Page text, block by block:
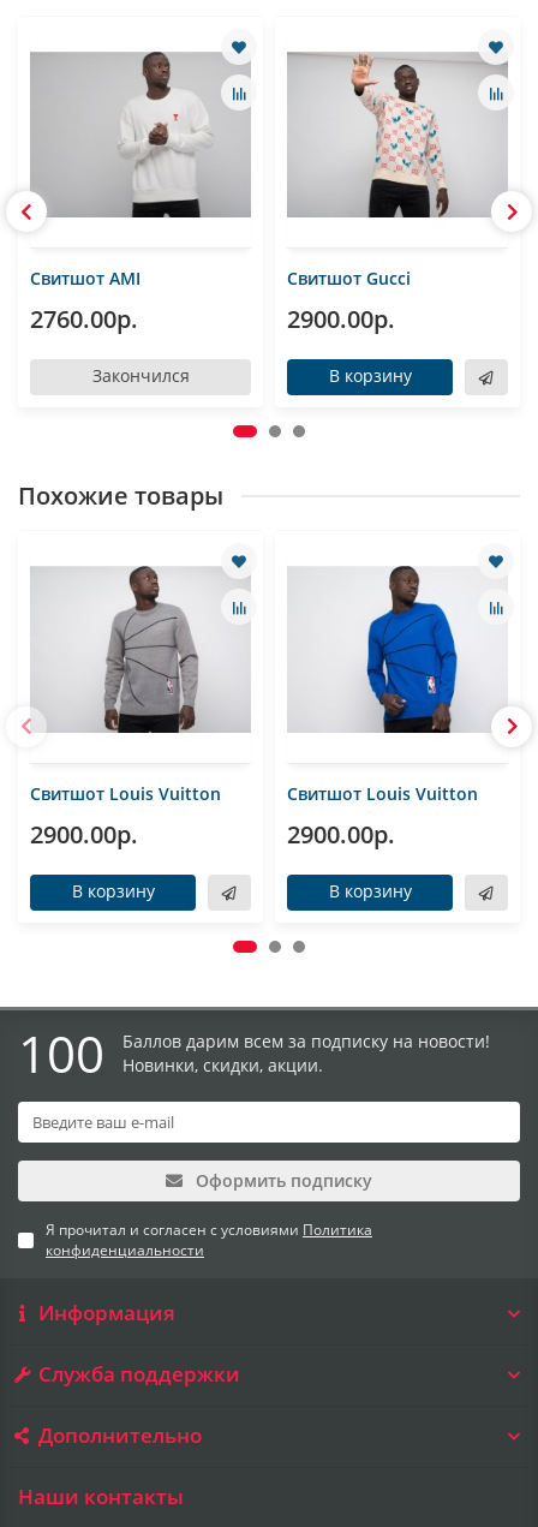
Свитшот AMI
2760.00р.
Закончился
Свитшот Gucci
2900.00р.
В корзину
Похожие товары
Свитшот Louis Vuitton
2900.00р.
В корзину
Свитшот Louis Vuitton
2900.00р.
В корзину
100
Баллов дарим всем за подписку на новости!
Новинки, скидки, акции.
Оформить подписку
Я прочитал и согласен с условиями Политика
конфиденциальности
Информация
Служба поддержки
Дополнительно
Наши контакты